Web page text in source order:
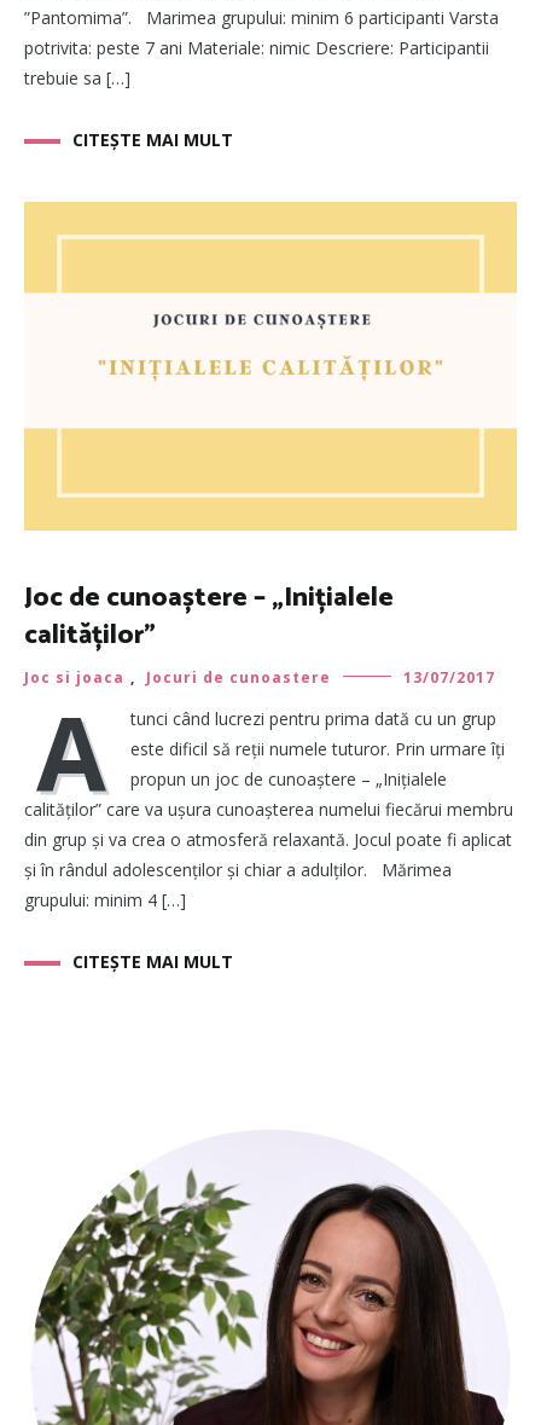
”Pantomima”. Marimea grupului: minim 6 participanti Varsta
potrivita: peste 7 ani Materiale: nimic Descriere: Participantii
trebuie sa […]
CITEȘTE MAI MULT
Joc de cunoaștere – „Inițialele
calităților”
Joc si joaca , Jocuri de cunoastere 13/07/2017
A
tunci când lucrezi pentru prima dată cu un grup
este dificil să reții numele tuturor. Prin urmare îți
propun un joc de cunoaștere – „Inițialele
calităților” care va ușura cunoașterea numelui fiecărui membru
din grup și va crea o atmosferă relaxantă. Jocul poate fi aplicat
și în rândul adolescenților și chiar a adulților. Mărimea
grupului: minim 4 […]
CITEȘTE MAI MULT